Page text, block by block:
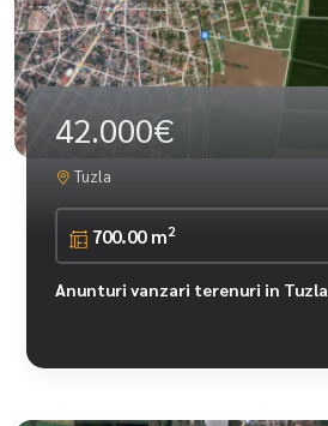
42.000€
Tuzla
700.00 m2
Anunturi vanzari terenuri in Tuzla